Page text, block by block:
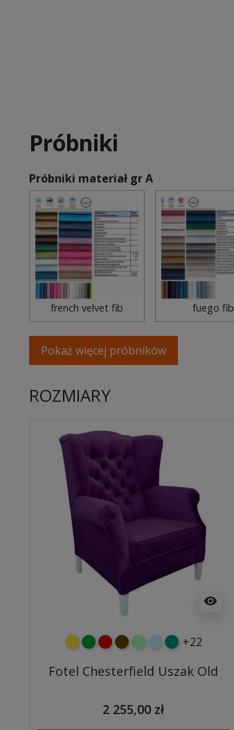
Próbniki
Próbniki materiał gr A
french velvet fib fuego fib
Pokaż więcej próbników
ROZMIARY
visibility
żółtyzielonyczerwony
czekoladowy
miętowybłękitny
turkusowy
+22
Fotel Chesterfield Uszak Old
2 255,00 zł